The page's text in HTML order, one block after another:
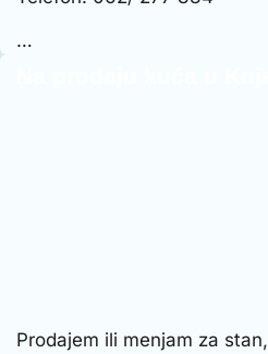
…
Prodajem ili menjam za